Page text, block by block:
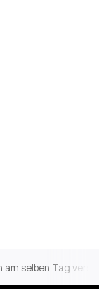
am selben Tag